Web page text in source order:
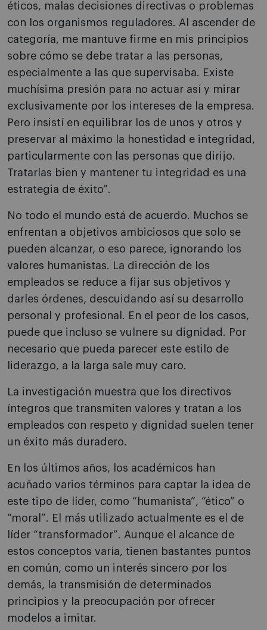
éticos, malas decisiones directivas o problemas
con los organismos reguladores. Al ascender de
categoría, me mantuve firme en mis principios
sobre cómo se debe tratar a las personas,
especialmente a las que supervisaba. Existe
muchísima presión para no actuar así y mirar
exclusivamente por los intereses de la empresa.
Pero insistí en equilibrar los de unos y otros y
preservar al máximo la honestidad e integridad,
particularmente con las personas que dirijo.
Tratarlas bien y mantener tu integridad es una
estrategia de éxito”.
No todo el mundo está de acuerdo. Muchos se
enfrentan a objetivos ambiciosos que solo se
pueden alcanzar, o eso parece, ignorando los
valores humanistas. La dirección de los
empleados se reduce a fijar sus objetivos y
darles órdenes, descuidando así su desarrollo
personal y profesional. En el peor de los casos,
puede que incluso se vulnere su dignidad. Por
necesario que pueda parecer este estilo de
liderazgo, a la larga sale muy caro.
La investigación muestra que los directivos
íntegros que transmiten valores y tratan a los
empleados con respeto y dignidad suelen tener
un éxito más duradero.
En los últimos años, los académicos han
acuñado varios términos para captar la idea de
este tipo de líder, como “humanista”, “ético” o
“moral”. El más utilizado actualmente es el de
líder “transformador”. Aunque el alcance de
estos conceptos varía, tienen bastantes puntos
en común, como un interés sincero por los
demás, la transmisión de determinados
principios y la preocupación por ofrecer
modelos a imitar.